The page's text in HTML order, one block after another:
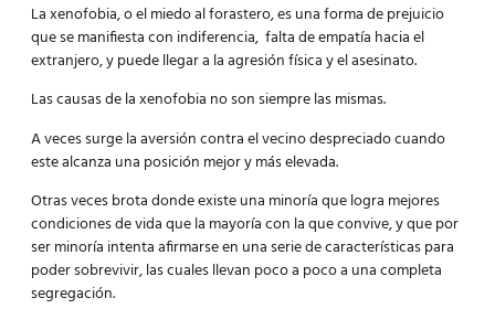
La xenofobia, o el miedo al forastero, es una forma de prejuicio
que se manifiesta con indiferencia, falta de empatía hacia el
extranjero, y puede llegar a la agresión física y el asesinato.
Las causas de la xenofobia no son siempre las mismas.
A veces surge la aversión contra el vecino despreciado cuando
este alcanza una posición mejor y más elevada.
Otras veces brota donde existe una minoría que logra mejores
condiciones de vida que la mayoría con la que convive, y que por
ser minoría intenta afirmarse en una serie de características para
poder sobrevivir, las cuales llevan poco a poco a una completa
segregación.